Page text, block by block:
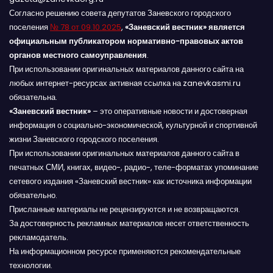
Согласно решению совета депутатов Заневского городского
поселения № 78 от 09.10.2025, «Заневский вестник» является
официальным публикатором нормативно-правовых актов
органов местного самоуправления.
При использовании оригинальных материалов данного сайта на
любых интернет-ресурсах активная ссылка на zanevkasmi.ru
обязательна.
«Заневский вестник» – это оперативные новости и достоверная
информация о социально-экономической, культурной и спортивной
жизни Заневского городского поселения.
При использовании оригинальных материалов данного сайта в
печатных СМИ, книгах, видео-, радио-, теле-форматах упоминание
сетевого издания «Заневский вестник» как источника информации
обязательно.
Присланные материалы не рецензируются и не возвращаются.
За достоверность рекламных материалов несет ответственность
рекламодатель.
На информационном ресурсе применяются рекомендательные
технологии.